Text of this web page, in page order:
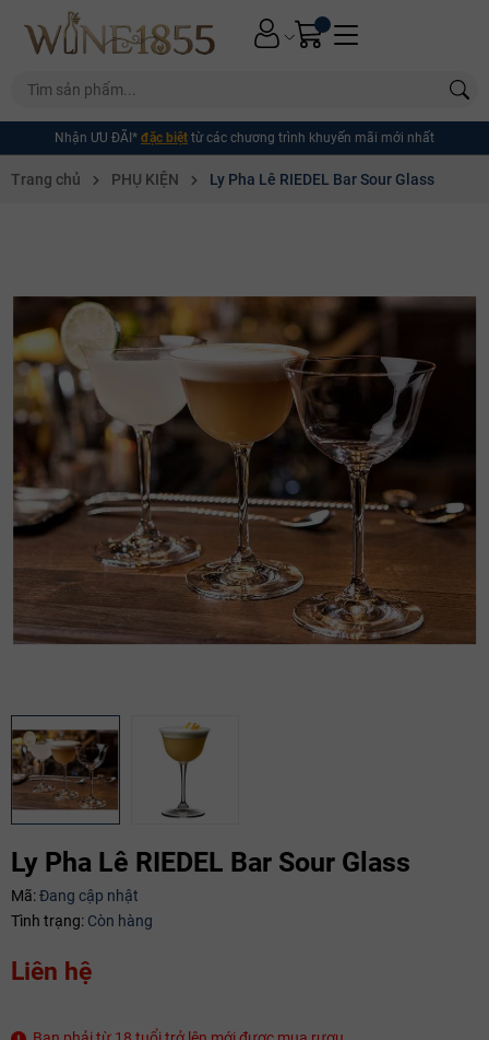
Nhận ƯU ĐÃI* đặc biệt từ các chương trình khuyến mãi mới nhất
Trang chủ PHỤ KIỆN Ly Pha Lê RIEDEL Bar Sour Glass
Ly Pha Lê RIEDEL Bar Sour Glass
Mã:Đang cập nhật
Tình trạng: Còn hàng
Liên hệ
Mã giảm giá: